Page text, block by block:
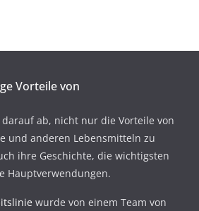
Vorteile von
darauf ab, nicht nur die Vorteile von
und anderen Lebensmitteln zu
ihre Geschichte, die wichtigsten
Hauptverwendungen.
wurde von einem Team von